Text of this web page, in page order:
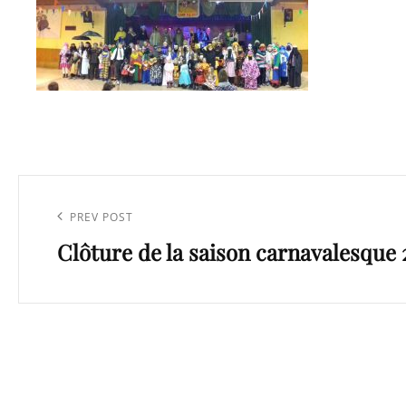
l’article
Previous
Post
PREV POST
Clôture de la saison carnavalesque